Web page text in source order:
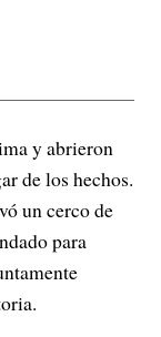
y abrieron
de los hechos.
un cerco de
para